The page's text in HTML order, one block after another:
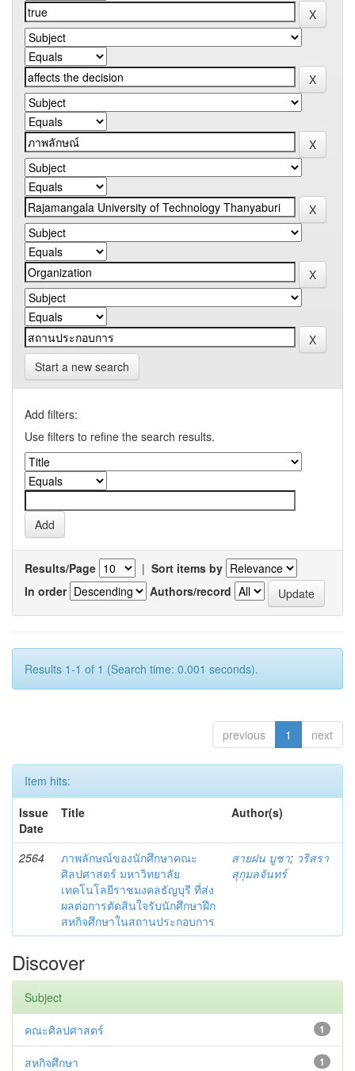
Start a new search
Add filters:
Use filters to refine the search results.
Results/Page | Sort items by
In order
Authors/record
Results 1-1 of 1 (Search time: 0.001 seconds).
previous 1 next
Item hits:
Issue
Date
Title Author(s)
2564
ภาพลักษณ์ของนักศึกษาคณะ
ศิลปศาสตร์ มหาวิทยาลัย
เทคโนโลยีราชมงคลธัญบุรี ที่ส่ง
ผลต่อการตัดสินใจรับนักศึกษาฝึก
สหกิจศึกษาในสถานประกอบการ
สายฝน บูชา; วริสรา
สุกุมลจันทร์
Discover
Subject
1
คณะศิลปศาสตร์
1
สหกิจศึกษา